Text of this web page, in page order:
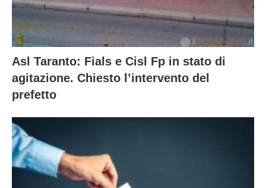
Asl Taranto: Fials e Cisl Fp in stato di
agitazione. Chiesto l’intervento del
prefetto